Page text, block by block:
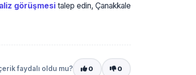
görüşmesi talep edin, Çanakkale
faydalı oldu mu? 0 0